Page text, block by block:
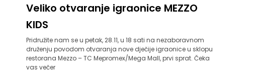
Veliko otvaranje igraonice MEZZO
KIDS
Pridružite nam se u petak, 28.11, u 18 sati na nezaboravnom
druženju povodom otvaranja nove dječije igraonice u sklopu
restorana Mezzo – TC Mepromex/Mega Mall, prvi sprat. Čeka
vas večer